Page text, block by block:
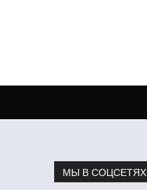
МЫ В СОЦСЕТЯХ